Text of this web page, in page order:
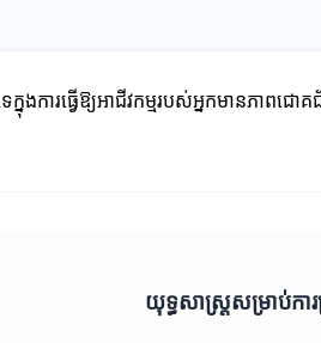
នុងការធ្វើឱ្យអាជីវកម្មរបស់អ្នកមានភាពជោ
យុទ្ធសាស្ត្រសម្រាប់កា